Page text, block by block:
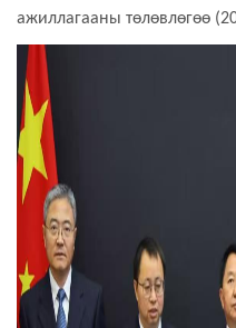
ажиллагааны төлөвлөгөө